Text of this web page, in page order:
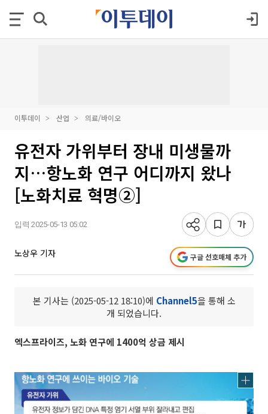
이투데이 산업 의료/바이오
유전자 가위부터 장내 미생물까
지…항노화 연구 어디까지 왔나
[노화치료 혁명②]
입력 2025-05-13 05:02
노상우 기자 구글 선호매체 추가
본 기사는 (2025-05-12 18:10)에 Channel5을 통해 소
개 되었습니다.
엑스프라이즈, 노화 연구에 1400억 상금 제시